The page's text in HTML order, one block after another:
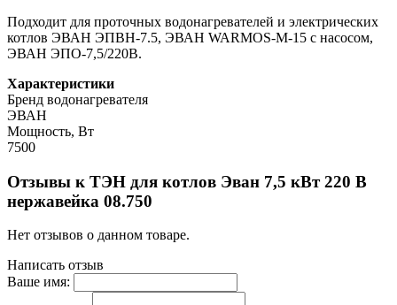
Подходит для проточных водонагревателей и электрических
котлов ЭВАН ЭПВН-7.5, ЭВАН WARMOS-М-15 с насосом,
ЭВАН ЭПО-7,5/220B.
Характеристики
Бренд водонагревателя
ЭВАН
Мощность, Вт
7500
Отзывы к ТЭН для котлов Эван 7,5 кВт 220 В
нержавейка 08.750
Нет отзывов о данном товаре.
Написать отзыв
Ваше имя: